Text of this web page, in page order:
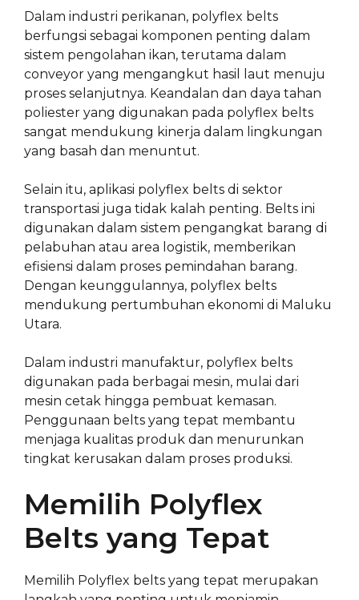
Dalam industri perikanan, polyflex belts
berfungsi sebagai komponen penting dalam
sistem pengolahan ikan, terutama dalam
conveyor yang mengangkut hasil laut menuju
proses selanjutnya. Keandalan dan daya tahan
poliester yang digunakan pada polyflex belts
sangat mendukung kinerja dalam lingkungan
yang basah dan menuntut.
Selain itu, aplikasi polyflex belts di sektor
transportasi juga tidak kalah penting. Belts ini
digunakan dalam sistem pengangkat barang di
pelabuhan atau area logistik, memberikan
efisiensi dalam proses pemindahan barang.
Dengan keunggulannya, polyflex belts
mendukung pertumbuhan ekonomi di Maluku
Utara.
Dalam industri manufaktur, polyflex belts
digunakan pada berbagai mesin, mulai dari
mesin cetak hingga pembuat kemasan.
Penggunaan belts yang tepat membantu
menjaga kualitas produk dan menurunkan
tingkat kerusakan dalam proses produksi.
Memilih Polyflex
Belts yang Tepat
Memilih Polyflex belts yang tepat merupakan